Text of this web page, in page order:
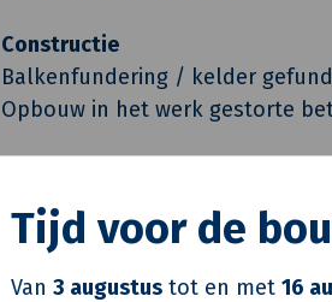
Tijd voor de
Van 3 augustus tot en met 16
Constructie
Balkenfundering / kelder
Opbouw in het werk gestorte
buitenzijde worden de gevels